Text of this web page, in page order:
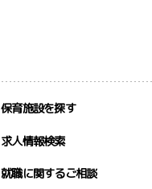
保育施設を探す
求人情報検索
就職に関するご相談